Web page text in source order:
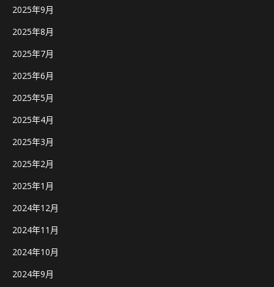
2025年9月
2025年8月
2025年7月
2025年6月
2025年5月
2025年4月
2025年3月
2025年2月
2025年1月
2024年12月
2024年11月
2024年10月
2024年9月